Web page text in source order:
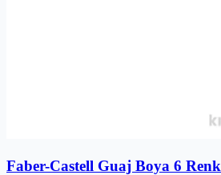
Faber-Castell Guaj Boya 6 Renk